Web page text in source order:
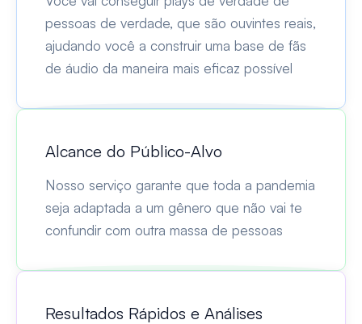
pessoas de verdade, que são ouvintes reais,
ajudando você a construir uma base de fãs
de áudio da maneira mais eficaz possível
Alcance do Público-Alvo
Nosso serviço garante que toda a pandemia
seja adaptada a um gênero que não vai te
confundir com outra massa de pessoas
Resultados Rápidos e Análises